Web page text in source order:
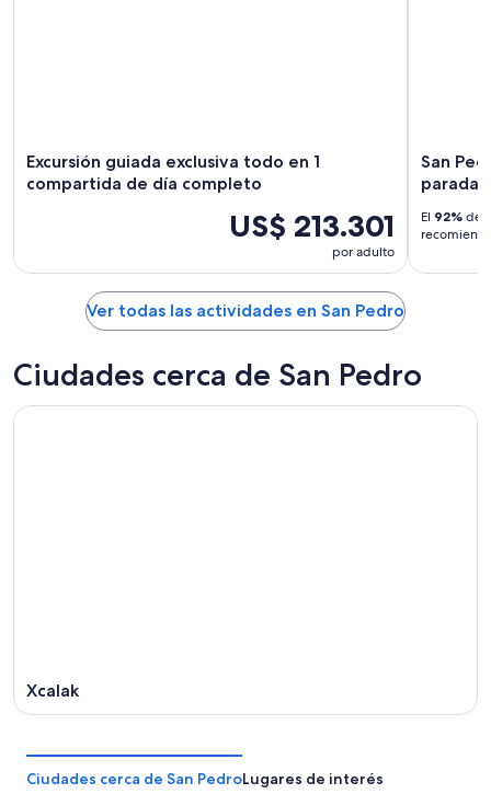
Excursión guiada exclusiva todo en 1
compartida de día completo
US$ 213.301
por adulto
San
El 92% de
Ver todas las actividades en San Pedro
Ciudades cerca de San Pedro
Xcalak
Ciudades cerca de San PedroLugares de interés